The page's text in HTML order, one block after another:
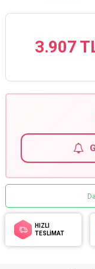
3.907
HIZLI
TESLİMAT